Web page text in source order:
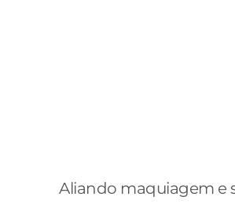
Aliando maquiagem e